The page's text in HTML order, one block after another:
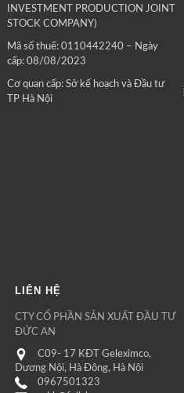
INVESTMENT PRODUCTION JOINT
STOCK COMPANY)
Mã số thuế: 0110442240 – Ngày
cấp: 08/08/2023
Cơ quan cấp: Sở kế hoạch và Đầu tư
TP Hà Nội
LIÊN HỆ
CTY CỔ PHẦN SẢN XUẤT ĐẦU TƯ
ĐỨC AN
C09- 17 KĐT Geleximco,
Dương Nội, Hà Đông, Hà Nội
0967501323